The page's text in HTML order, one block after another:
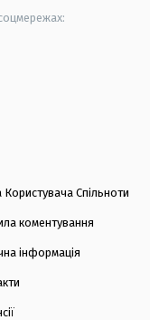
Користувача Спільноти
коментування
інформація